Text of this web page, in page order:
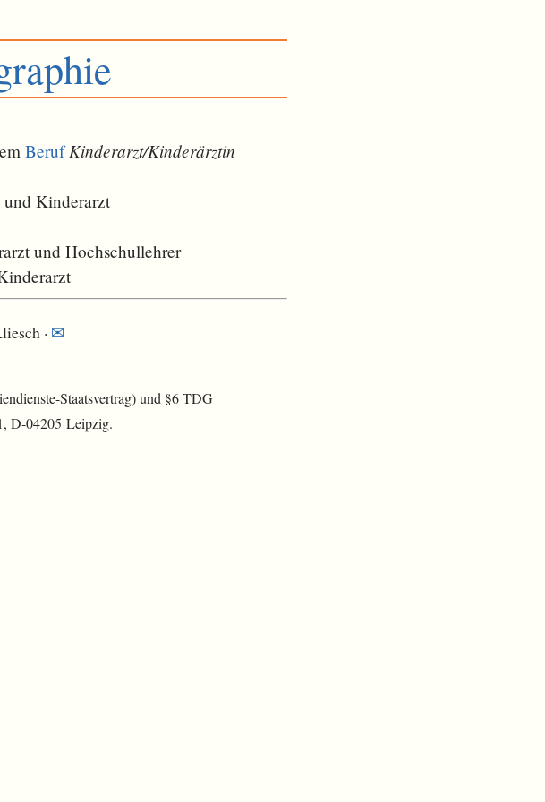
Beruf Kinderarzt/Kinderärztin
Kinderarzt
und Hochschullehrer
· ✉
Staatsvertrag) und §6 TDG
D-04205 Leipzig.